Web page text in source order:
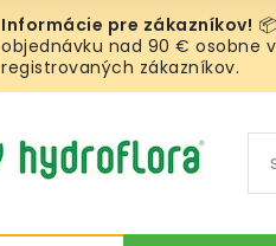
objednávku nad 90 € osobne v
registrovaných zákazníkov.